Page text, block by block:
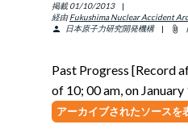
info_outline リ
ENGLISH
掲載 01/10/2013
経由 Fukushima Nuclear Accident
person
日本原子力研究開発機構 attach_file
Past Progress [Record
of 10; 00 am, on
アーカイブされたソースを